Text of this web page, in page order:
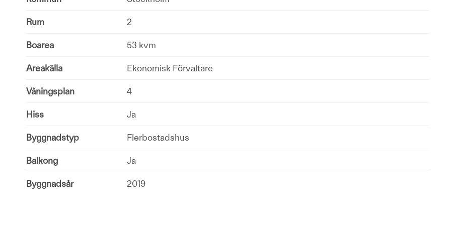
Rum 2
Boarea 53 kvm
Areakälla Ekonomisk Förvaltare
Våningsplan 4
Hiss Ja
Byggnadstyp Flerbostadshus
Balkong Ja
Byggnadsår 2019